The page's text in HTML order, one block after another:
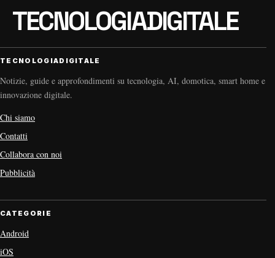
TECNOLOGIADIGITALE
Notizie, guide e approfondimenti su tecnologia, AI, domotica, smart home e
innovazione digitale.
Chi siamo
Contatti
Collabora con noi
Pubblicità
CATEGORIE
Android
iOS